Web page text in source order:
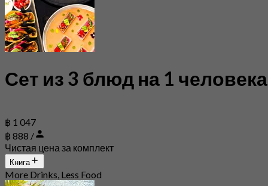
Сет из 3 блюд на 1 человека
฿ 1 047
฿ 888 /
Чистая цена за комплект
Книга
More Drinks, Less Food